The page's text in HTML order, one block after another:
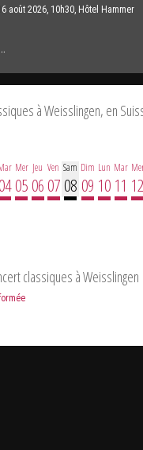
août 2026, 10h30, Hôtel Hammer
à Weisslingen, en
04
Mer
05
Jeu
06
Ven
07
Sam
08
Dim
09
Lun
10
Mar
11 12
classiques à Weisslingen